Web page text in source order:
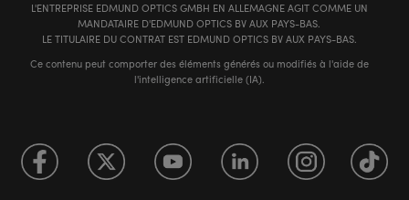
L'ENTREPRISE EDMUND OPTICS GMBH EN ALLEMAGNE AGIT COMME UN
MANDATAIRE D'EDMUND OPTICS BV AUX PAYS-BAS.
LE TITULAIRE DU CONTRAT EST EDMUND OPTICS BV AUX PAYS-BAS.
Ce contenu peut comporter des éléments générés ou modifiés à l'aide de
l'intelligence artificielle (IA).